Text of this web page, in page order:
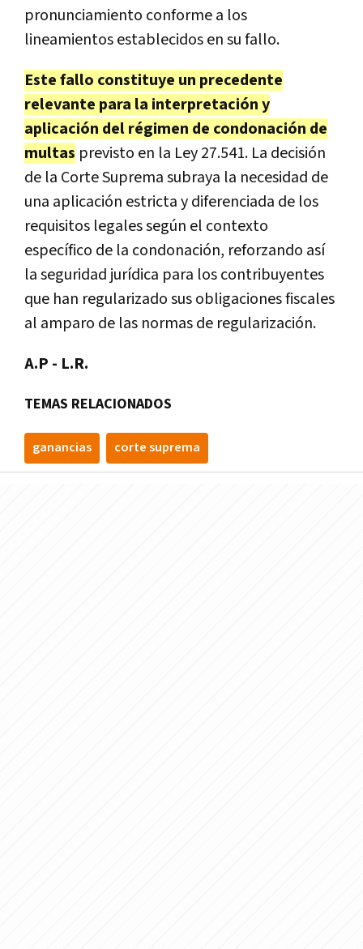
pronunciamiento conforme a los
lineamientos establecidos en su fallo.
Este fallo constituye un precedente
relevante para la interpretación y
aplicación del régimen de condonación de
multas previsto en la Ley 27.541. La decisión
de la Corte Suprema subraya la necesidad de
una aplicación estricta y diferenciada de los
requisitos legales según el contexto
específico de la condonación, reforzando así
la seguridad jurídica para los contribuyentes
que han regularizado sus obligaciones fiscales
al amparo de las normas de regularización.
A.P - L.R.
TEMAS RELACIONADOS
ganancias corte suprema